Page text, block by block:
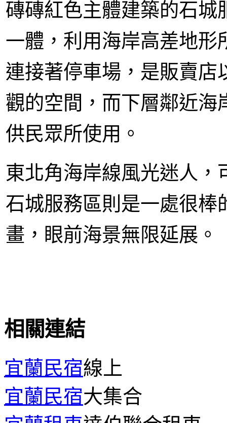
磚磚紅色主體建築的石城
一體，利用海岸高差地形
連接著停車場，是販賣店
觀的空間，而下層鄰近海
供民眾所使用。
東北角海岸線風光迷人，
石城服務區則是一處很棒
畫，眼前海景無限延展。
相關連結
宜蘭民宿線上
宜蘭民宿大集合